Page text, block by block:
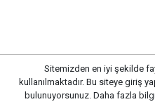
Sitemizden en iyi şekilde
kullanılmaktadır. Bu siteye giriş
bulunuyorsunuz. Daha fazla